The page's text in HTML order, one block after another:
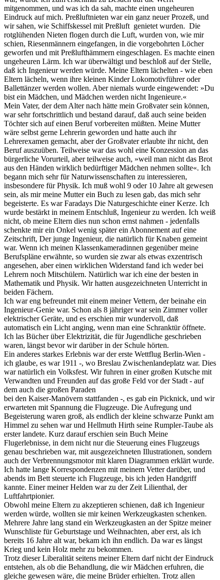
mitgenommen, und was ich da sah, machte einen ungeheuren
Eindruck auf mich. Preßluftnieten war ein ganz neuer Prozeß, und
wir sahen, wie Schiffskessel mit Preßluft genietet wurden. Die
rotglühenden Nieten flogen durch die Luft, wurden von, wie mir
schien, Riesenmännern eingefangen, in die vorgebohrten Löcher
geworfen und mit Preßlufthämmern eingeschlagen. Es machte einen
ungeheuren Lärm. Ich war überwältigt und beschloß auf der Stelle,
daß ich Ingenieur werden würde. Meine Eltern lächelten - wie eben
Eltern lächeln, wenn ihre kleinen Kinder Lokomotivführer oder
Ballettänzer werden wollen. Aber niemals wurde eingewendet: »Du
bist ein Mädchen, und Mädchen werden nicht Ingenieure.«
Mein Vater, der dem Alter nach hätte mein Großvater sein können,
war sehr fortschrittlich und bestand darauf, daß auch seine beiden
Töchter sich auf einen Beruf vorbereiten müßten. Meine Mutter
wäre selbst gerne Lehrerin geworden und hatte auch ihr
Lehrerexamen gemacht, aber der Großvater erlaubte ihr nicht, den
Beruf auszuüben. Teilweise war das wohl eine Konzession an das
bürgerliche Vorurteil, aber teilweise auch, »weil man nicht das Brot
aus den Händen wirklich bedürftiger Mädchen nehmen sollte«. Ich
begann mich sehr für Naturwissenschaften zu interessieren,
insbesondere für Physik. Ich muß wohl 9 oder 10 Jahre alt gewesen
sein, als mir meine Mutter ein Buch zu lesen gab, das mich sehr
begeisterte. Es war Faradays Die Naturgeschichte einer Kerze. Ich
wurde bestärkt in meinem Entschluß, Ingenieur zu werden. Ich weiß
nicht, ob meine Eltern dies nun schon ernst nahmen - jedenfalls
schenkte mir ein Onkel wenig später ein Abonnement auf eine
Zeitschrift, Der junge Ingenieur, die natürlich für Knaben gemeint
war. Wenn ich meinen Klassenkameradinnen gegenüber meine
Berufspläne erwähnte, so wurden sie zwar als etwas exzentrisch
angesehen, aber einen wirklichen Widerstand fand ich weder bei
Lehrern noch Mitschülern. Natürlich war ich eine der besten in
Mathematik und Physik. Wir hatten ausgezeichneten Unterricht in
beiden Fächern.
Ich war eng befreundet mit einem meiner Vettern, der beinahe ein
Ingenieur-Genie war. Schon als 8 jähriger war sein Zimmer voller
elektrischer Geräte, und es erschien mir wundervoll, daß
automatisch ein Licht anging, wenn man eine Schranktür öffnete.
Ich las Bücher über Elektrizität, die für Jugendliche geschrieben
waren, längst bevor wir darüber in der Schule hörten.
Ein anderes starkes Erlebnis war der erste Wettflug Berlin-Wien -
ich glaube, es war 1911 -, wo Breslau Zwischenlandeplatz war. Dies
war natürlich ein Volksfest. Wir fuhren in einer großen Kutsche mit
Verwandten und Freunden auf das große Feld vor der Stadt - auf
dem auch die großen Paraden
bei den Kaiser-Manövern stattfanden -, es gab ein Picknick, und wir
erwarteten mit Spannung die Flugzeuge. Die Aufregung und
Begeisterung waren groß, als endlich der kleine schwarze Punkt am
Himmel zu sehen war und Hellmuth Hirth seine Rumpler-Taube als
erster landete. Kurz darauf erschien sein Buch Meine
Flugerlebnisse, in dem nicht nur die Steuerung eines Flugzeugs
genau beschrieben war, mit ausgezeichneten Illustrationen, sondern
auch der Verbrennungsmotor mit klaren Diagrammen erklärt wurde.
Ich hatte lange Korrespondenzen mit meinem Vetter darüber, und
abends im Bett steuerte ich Flugzeuge, bis ich jeden Handgriff
kannte. Einer meiner Helden war zu der Zeit Lilienthal, der
Luftfahrtpionier.
Obwohl meine Eltern zu akzeptieren schienen, daß ich Ingenieur
werden würde, wollten sie mir keinen Werkzeugkasten schenken.
Mehrere Jahre lang stand ein Werkzeugkasten an der Spitze meiner
Wunschliste für Geburtstage und Weihnachten, aber erst, als ich
bereits 16 Jahre alt war, bekam ich ihn endlich. Da war es längst
Krieg und kein Holz mehr zu bekommen.
Trotz dieser Liberalität seitens meiner Eltern darf nicht der Eindruck
entstehen, als ob die Behandlung, die wir Mädchen erfuhren, die
gleiche gewesen wäre, die meine Brüder erhielten. Trotz allen